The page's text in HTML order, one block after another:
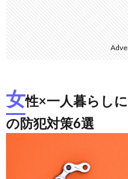
女性×一人暮らし
の防犯対策6選